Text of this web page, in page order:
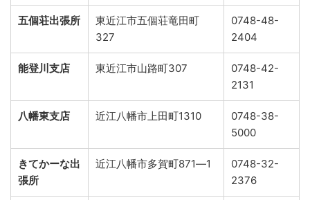
五個荘出張所
東近江市五個荘竜田町
327
0748-48-
2404
能登川支店 東近江市山路町307
0748-42-
2131
八幡東支店 近江八幡市上田町1310
0748-38-
5000
きてかーな出
張所
近江八幡市多賀町871―1
0748-32-
2376